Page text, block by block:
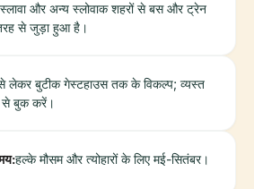
और अन्य स्लोवाक शहरों से बस और ट्रेन
तरह से जुड़ा हुआ है।
लेकर बुटीक गेस्टहाउस तक के विकल्प; व्यस्त
से बुक करें।
हल्के मौसम और त्योहारों के लिए मई-सितंबर।